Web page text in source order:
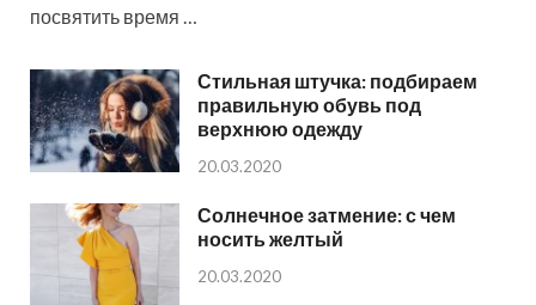
посвятить время …
Стильная штучка: подбираем
правильную обувь под
верхнюю одежду
20.03.2020
Солнечное затмение: с чем
носить желтый
20.03.2020